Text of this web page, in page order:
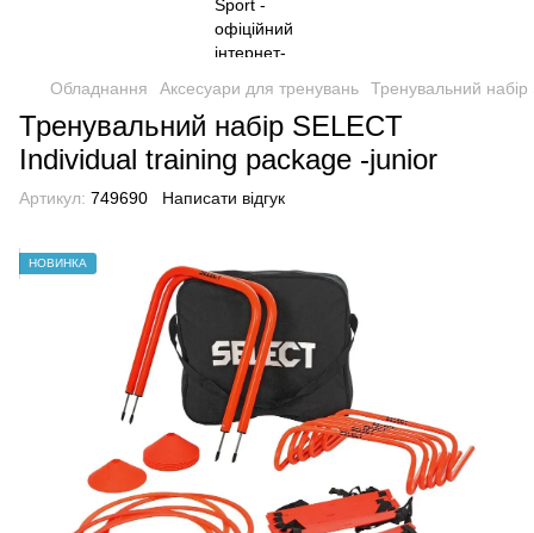
Обладнання Аксесуари для тренувань Тренувальний
Тренувальний набір SELECT
Individual training package -junior
Артикул: 749690 Написати відгук
НОВИНКА